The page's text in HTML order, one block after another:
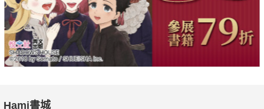
Hami書城